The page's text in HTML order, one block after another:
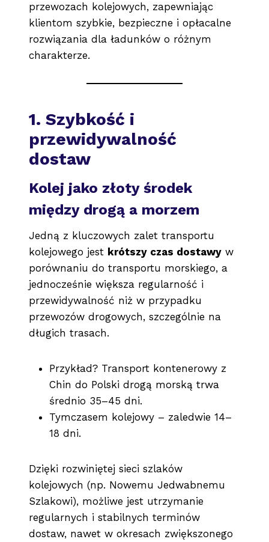
przewozach kolejowych, zapewniając
klientom szybkie, bezpieczne i opłacalne
rozwiązania dla ładunków o różnym
charakterze.
1. Szybkość i
przewidywalność
dostaw
Kolej jako złoty środek
między drogą a morzem
Jedną z kluczowych zalet transportu
kolejowego jest krótszy czas dostawy w
porównaniu do transportu morskiego, a
jednocześnie większa regularność i
przewidywalność niż w przypadku
przewozów drogowych, szczególnie na
długich trasach.
Przykład? Transport kontenerowy z
Chin do Polski drogą morską trwa
średnio 35–45 dni.
Tymczasem kolejowy – zaledwie 14–
18 dni.
Dzięki rozwiniętej sieci szlaków
kolejowych (np. Nowemu Jedwabnemu
Szlakowi), możliwe jest utrzymanie
regularnych i stabilnych terminów
dostaw, nawet w okresach zwiększonego